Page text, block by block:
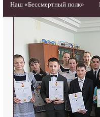
Наш «Бессмертный полк»